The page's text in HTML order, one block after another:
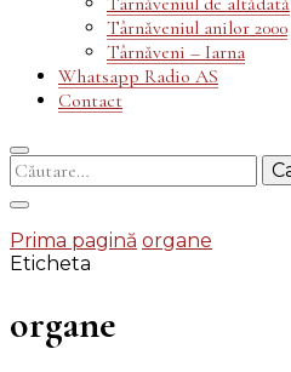
Târnăveniul anilor 2000
Târnăveni – Iarna
Whatsapp Radio AS
Contact
Caută
după:
Prima pagină organe
Eticheta
organe